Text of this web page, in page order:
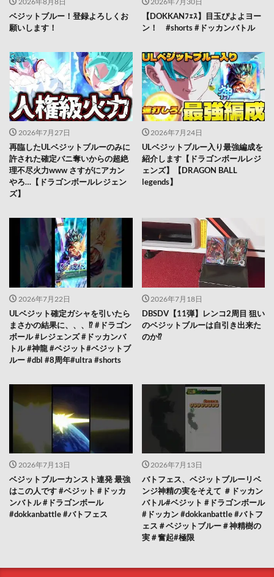
ベジットブルー！登録よろしくお
願いします！
【DOKKANﾌｪｽ】目玉ぴよよヨー
ン！ #shorts #ドッカンバトル
2026年7月27日
再臨したULベジットブルーのみに
許された確定バニ奪いからの超絶
理不尽火力www さすがにアカン
やろ…【ドラゴンボールレジェン
ズ】
2026年7月24日
ULベジットブルー入り最強編成を
紹介します【ドラゴンボールレジ
ェンズ】【DRAGON BALL
legends】
2026年7月22日
ULベジット確定ガシャを引いたら
まさかの結果に、、、⁉️ #ドラゴン
ボール #レジェンズ #ドッカンバ
トル #神龍 #ベジット#ベジットブ
ルー #dbl #8周年#ultra #shorts
2026年7月18日
DBSDV【11弾】レンコ2周目 狙い
のベジットブルーは自引き出来た
のか⁉️
2026年7月13日
ベジットブルーカンスト連発 最強
はこの人です #ベジット #ドッカ
ンバトル #ドラゴンボール
#dokkanbattle #バトフェス
2026年7月13日
バトフェス、ベジットブルーリベ
ンジ神精の実をそえて ＃ドッカン
バトル#ベジット #ドラゴンボール
#ドッカン #dokkanbattle #バトフ
ェス＃ベジットブルー＃神精樹の
実＃奮起#極限